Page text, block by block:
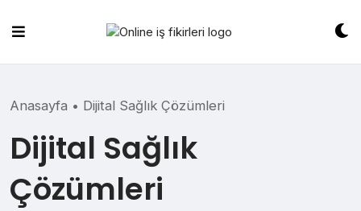
content
Anasayfa • Dijital Sağlık Çözümleri
Dijital Sağlık
Çözümleri